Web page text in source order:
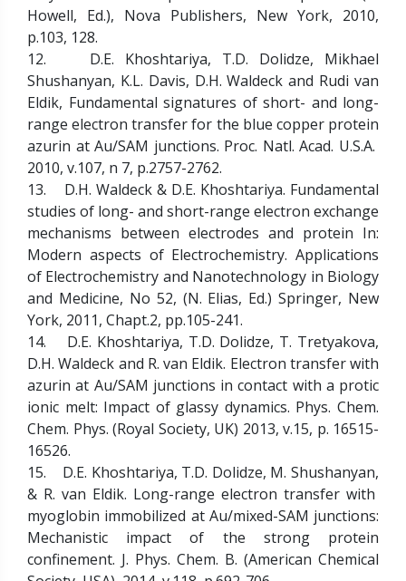
Howell, Ed.), Nova Publishers, New York, 2010,
p.103, 128.
12. D.E. Khoshtariya, T.D. Dolidze, Mikhael
Shushanyan, K.L. Davis, D.H. Waldeck and Rudi van
Eldik, Fundamental signatures of short- and long-
range electron transfer for the blue copper protein
azurin at Au/SAM junctions. Proc. Natl. Acad. U.S.A.
2010, v.107, n 7, p.2757-2762.
13. D.H. Waldeck & D.E. Khoshtariya. Fundamental
studies of long- and short-range electron exchange
mechanisms between electrodes and protein In:
Modern aspects of Electrochemistry. Applications
of Electrochemistry and Nanotechnology in Biology
and Medicine, No 52, (N. Elias, Ed.) Springer, New
York, 2011, Chapt.2, pp.105-241.
14. D.E. Khoshtariya, T.D. Dolidze, T. Tretyakova,
D.H. Waldeck and R. van Eldik. Electron transfer with
azurin at Au/SAM junctions in contact with a protic
ionic melt: Impact of glassy dynamics. Phys. Chem.
Chem. Phys. (Royal Society, UK) 2013, v.15, p. 16515-
16526.
15. D.E. Khoshtariya, T.D. Dolidze, M. Shushanyan,
& R. van Eldik. Long-range electron transfer with
myoglobin immobilized at Au/mixed-SAM junctions:
Mechanistic impact of the strong protein
confinement. J. Phys. Chem. B. (American Chemical